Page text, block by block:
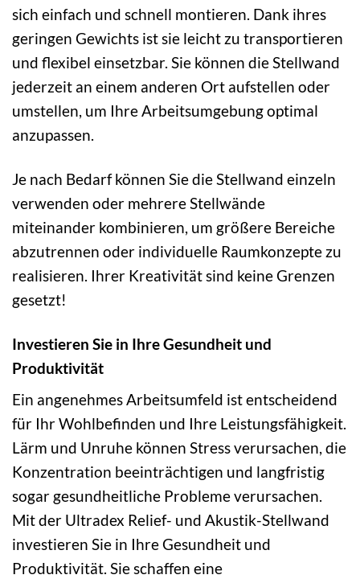
sich einfach und schnell montieren. Dank ihres
geringen Gewichts ist sie leicht zu transportieren
und flexibel einsetzbar. Sie können die Stellwand
jederzeit an einem anderen Ort aufstellen oder
umstellen, um Ihre Arbeitsumgebung optimal
anzupassen.
Je nach Bedarf können Sie die Stellwand einzeln
verwenden oder mehrere Stellwände
miteinander kombinieren, um größere Bereiche
abzutrennen oder individuelle Raumkonzepte zu
realisieren. Ihrer Kreativität sind keine Grenzen
gesetzt!
Investieren Sie in Ihre Gesundheit und
Produktivität
Ein angenehmes Arbeitsumfeld ist entscheidend
für Ihr Wohlbefinden und Ihre Leistungsfähigkeit.
Lärm und Unruhe können Stress verursachen, die
Konzentration beeinträchtigen und langfristig
sogar gesundheitliche Probleme verursachen.
Mit der Ultradex Relief- und Akustik-Stellwand
investieren Sie in Ihre Gesundheit und
Produktivität. Sie schaffen eine